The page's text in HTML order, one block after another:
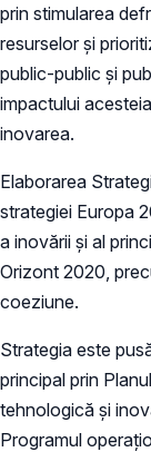
prin stimularea
resurselor şi
public-public şi
impactului
inovarea.
Elaborarea
strategiei Europa
a inovării şi al
Orizont 2020,
coeziune.
Strategia este
principal prin
tehnologică şi
Programul